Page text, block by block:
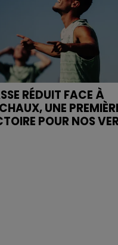
RÉDUIT FACE À
UNE
POUR NOS